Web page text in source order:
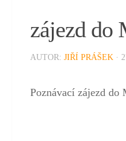
zájezd do
AUTOR: JIŘÍ PRÁŠEK ·
Poznávací zájezd do